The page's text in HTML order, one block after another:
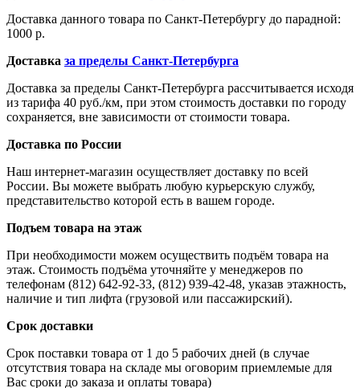
Доставка данного товара по Санкт-Петербургу до парадной:
1000 р.
Доставка за пределы Санкт-Петербурга
Доставка за пределы Санкт-Петербурга рассчитывается исходя
из тарифа 40 руб./км, при этом стоимость доставки по городу
сохраняется, вне зависимости от стоимости товара.
Доставка по России
Наш интернет-магазин осуществляет доставку по всей
России. Вы можете выбрать любую курьерскую службу,
представительство которой есть в вашем городе.
Подъем товара на этаж
При необходимости можем осуществить подъём товара на
этаж. Стоимость подъёма уточняйте у менеджеров по
телефонам (812) 642-92-33, (812) 939-42-48, указав этажность,
наличие и тип лифта (грузовой или пассажирский).
Срок доставки
Срок поставки товара от 1 до 5 рабочих дней (в случае
отсутствия товара на складе мы оговорим приемлемые для
Вас сроки до заказа и оплаты товара)